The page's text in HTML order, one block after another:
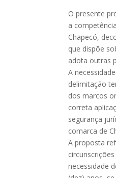
O presente
a
Chapecó,
que dispõe
adota outras
A
delimitação
dos marcos
correta
segurança
comarca de
A proposta
necessidade